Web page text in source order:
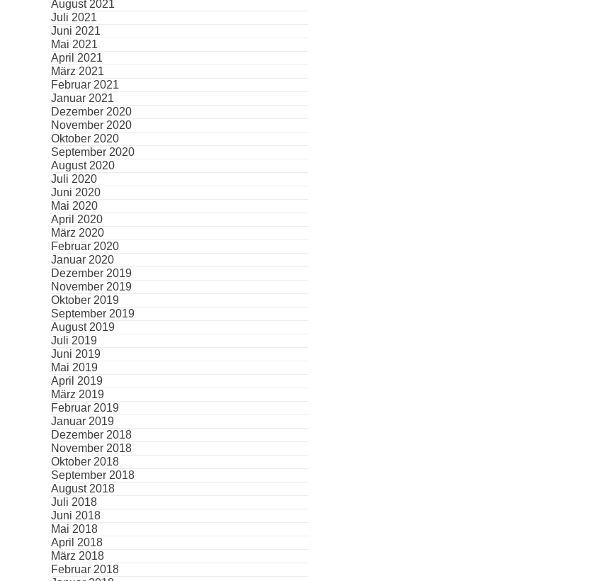
August 2021
Juli 2021
Juni 2021
Mai 2021
April 2021
März 2021
Februar 2021
Januar 2021
Dezember 2020
November 2020
Oktober 2020
September 2020
August 2020
Juli 2020
Juni 2020
Mai 2020
April 2020
März 2020
Februar 2020
Januar 2020
Dezember 2019
November 2019
Oktober 2019
September 2019
August 2019
Juli 2019
Juni 2019
Mai 2019
April 2019
März 2019
Februar 2019
Januar 2019
Dezember 2018
November 2018
Oktober 2018
September 2018
August 2018
Juli 2018
Juni 2018
Mai 2018
April 2018
März 2018
Februar 2018